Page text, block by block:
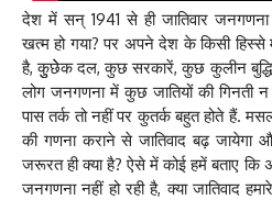
देश में सन् 1941 से ही जातिवार जनगणना
खत्म हो गया? पर अपने देश के किसी
है, कुुछेेक दल, कुछ सरकारें, कुछ कुलीन
लोग जनगणना में कुछ जातियों की
पास तर्क तो नहीं पर कुतर्क बहुत होते हैं.
की गणना कराने से जातिवाद बढ़
जरूरत ही क्या है? ऐसे में कोई हमें बताए कि
जनगणना नहीं हो रही है, क्या जातिवाद